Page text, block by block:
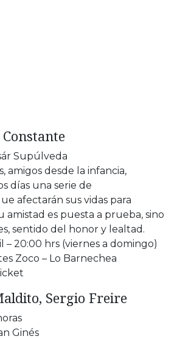
Supúlveda
amigos desde la infancia,
días una serie de
afectarán sus vidas para
amistad es puesta a prueba, sino
sentido del honor y lealtad.
– 20:00 hrs (viernes a domingo)
Zoco – Lo Barnechea
Sergio Freire
Ginés